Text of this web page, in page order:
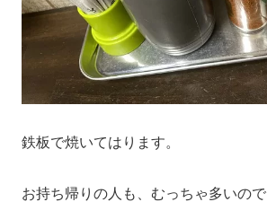
鉄板で焼いてはります。
お持ち帰りの人も、むっちゃ多いので